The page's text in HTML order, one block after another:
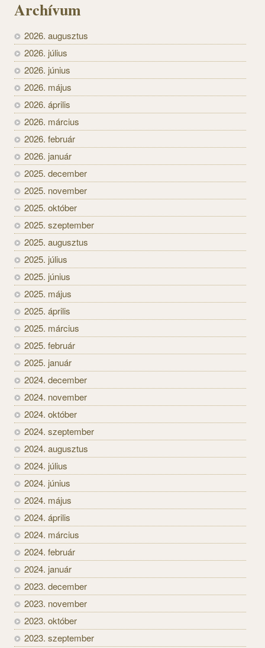
Archívum
2026. augusztus
2026. július
2026. június
2026. május
2026. április
2026. március
2026. február
2026. január
2025. december
2025. november
2025. október
2025. szeptember
2025. augusztus
2025. július
2025. június
2025. május
2025. április
2025. március
2025. február
2025. január
2024. december
2024. november
2024. október
2024. szeptember
2024. augusztus
2024. július
2024. június
2024. május
2024. április
2024. március
2024. február
2024. január
2023. december
2023. november
2023. október
2023. szeptember